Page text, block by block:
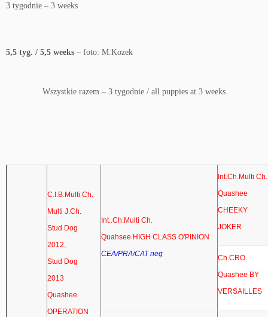
3 tygodnie – 3 weeks
5,5 tyg. / 5,5 weeks – foto: M.Kozek
Wszystkie razem – 3 tygodnie / all puppies at 3 weeks
C.I.B.Multi Ch.
Multi J.Ch.
Stud Dog
2012,
Stud Dog
2013
Quashee
OPERATION
Int..Ch.Multi Ch.
Quahsee HIGH CLASS O'PINION
CEA/PRA/CAT neg
Int.Ch.Multi Ch.
Quashee
CHEEKY
JOKER
Ch.CRO
Quashee BY
VERSAILLES